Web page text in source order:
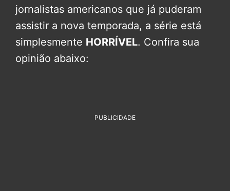
jornalistas americanos que já puderam
assistir a nova temporada, a série está
simplesmente HORRÍVEL. Confira sua
opinião abaixo:
PUBLICIDADE